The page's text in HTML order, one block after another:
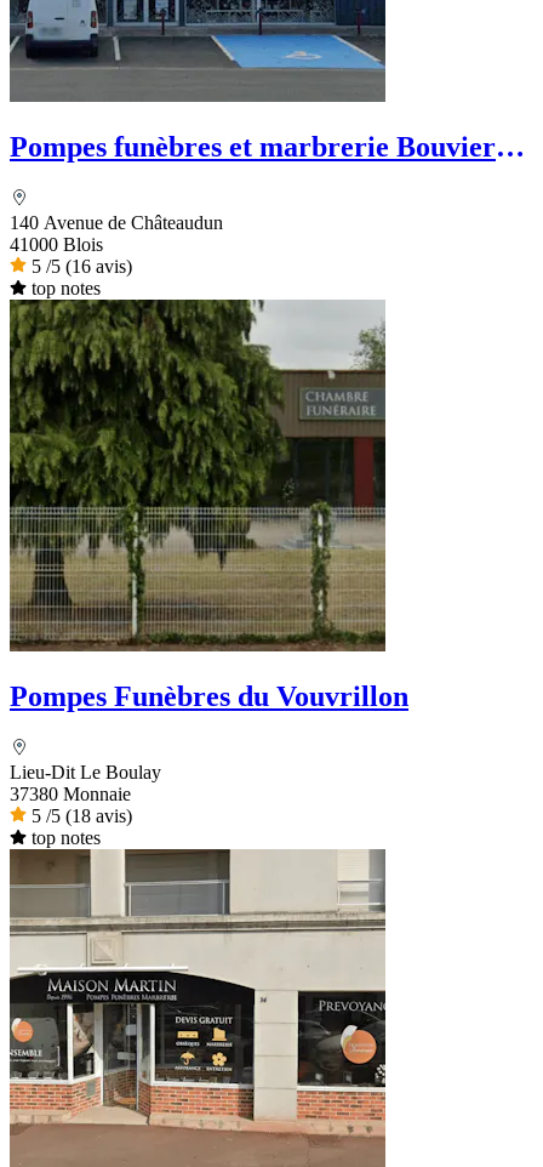
Pompes funèbres et marbrerie Bouvier
140 Avenue de Châteaudun
41000 Blois
5 /5 (16 avis)
top notes
Pompes Funèbres du Vouvrillon
Lieu-Dit Le Boulay
37380 Monnaie
5 /5 (18 avis)
top notes